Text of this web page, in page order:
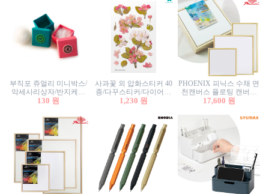
부직포 쥬얼리 미니박스/
악세사리상자/반지케이
스/반지상자/귀걸이상자/
130 원
사과꽃 외 압화스티커 40
종/다꾸스티커/다이어리
꾸미기/꽃스티커/자연물
1,230 원
PHOENIX 피닉스 수채 면
천캔버스 플로팅 캔버스
프레임세트 30x30cm/액자
17,600 원